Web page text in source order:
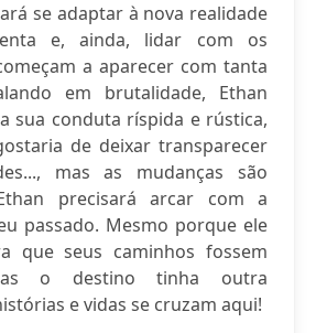
se adaptar à nova realidade
e, ainda, lidar com os
a aparecer com tanta
em brutalidade, Ethan
sua conduta ríspida e rústica,
de deixar transparecer
mas as mudanças são
precisará arcar com a
passado. Mesmo porque ele
que seus caminhos fossem
o destino tinha outra
e vidas se cruzam aqui!